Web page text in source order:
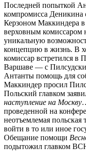
Последней попыткой
компромисса Деникина
Керзоном Маккиндера в
верховным комиссаром
уникальную
концепцию в жизнь. В
комиссар встретился в
Варшаве — с
Антанты помощь для
Маккиндер просил
Польский главком
наступление на Москву
проведенной на
неотъемлемая
войти в то или иное
Обещание помощи
подытожил главком